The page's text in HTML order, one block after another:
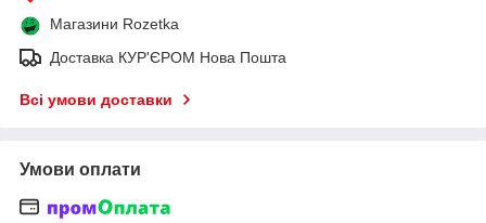
Магазини Rozetka
Доставка КУР'ЄРОМ Нова Пошта
Всі умови доставки
Умови оплати